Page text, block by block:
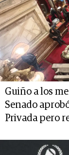
Guiño a los
Senado
Privada pero